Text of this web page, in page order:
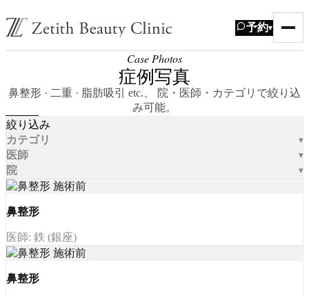
予約▾
Case Photos
症例写真
鼻整形 · 二重 · 脂肪吸引 etc.、 院・医師・カテゴリで絞り込
み可能。
絞り込み
カテゴリ
医師
院
鼻整形
医師: 鉄 (銀座)
鼻整形